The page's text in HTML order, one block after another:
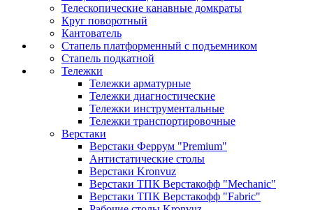
Телескопические канавные домкраты
Круг поворотный
Кантователь
Стапель платформенный с подъемником
Стапель подкатной
Тележки
Тележки арматурные
Тележки диагностические
Тележки инструментальные
Тележки транспортировочные
Верстаки
Верстаки Феррум "Premium"
Антистатические столы
Верстаки Kronvuz
Верстаки ТПК Верстакофф "Mechanic"
Верстаки ТПК Верстакофф "Fabric"